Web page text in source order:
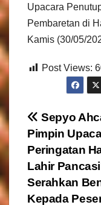
Upacara
Pembaretan di
Kamis (30/05/
Post Views:
N
a
v
i
Sepyo
Pimpin
Peringatan
Lahir
Serahkan
Kepada